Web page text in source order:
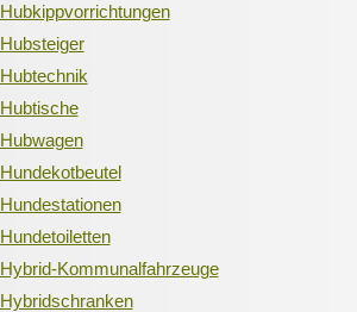
Hubkippvorrichtungen
Hubsteiger
Hubtechnik
Hubtische
Hubwagen
Hundekotbeutel
Hundestationen
Hundetoiletten
Hybrid-Kommunalfahrzeuge
Hybridschranken